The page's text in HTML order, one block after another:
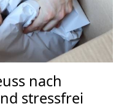
nach
stressfrei